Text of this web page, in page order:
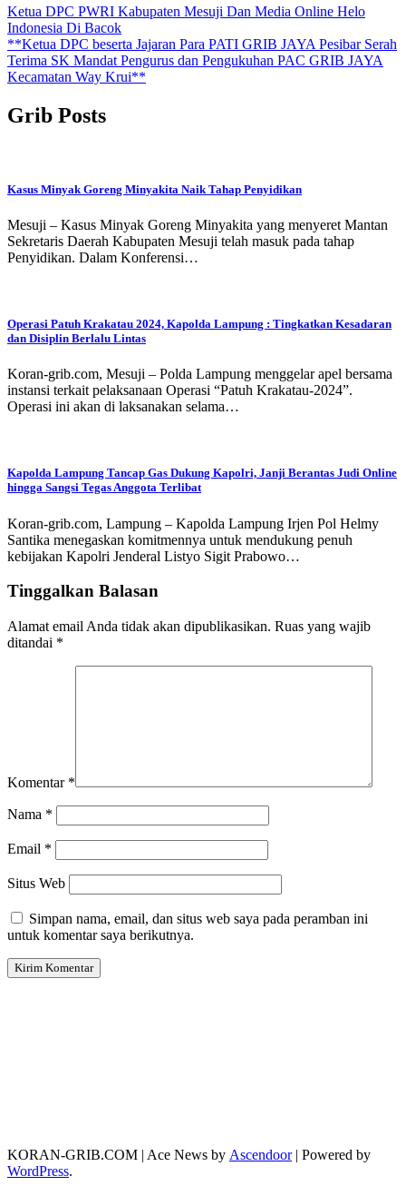
Navigasi
pos
Ketua DPC PWRI Kabupaten Mesuji Dan Media Online Helo
Indonesia Di Bacok
**Ketua DPC beserta Jajaran Para PATI GRIB JAYA Pesibar Serah
Terima SK Mandat Pengurus dan Pengukuhan PAC GRIB JAYA
Kecamatan Way Krui**
Grib Posts
Kasus Minyak Goreng Minyakita Naik Tahap Penyidikan
Mesuji – Kasus Minyak Goreng Minyakita yang menyeret Mantan
Sekretaris Daerah Kabupaten Mesuji telah masuk pada tahap
Penyidikan. Dalam Konferensi…
Operasi Patuh Krakatau 2024, Kapolda Lampung : Tingkatkan Kesadaran
dan Disiplin Berlalu Lintas
Koran-grib.com, Mesuji – Polda Lampung menggelar apel bersama
instansi terkait pelaksanaan Operasi “Patuh Krakatau-2024”.
Operasi ini akan di laksanakan selama…
Kapolda Lampung Tancap Gas Dukung Kapolri, Janji Berantas Judi Online
hingga Sangsi Tegas Anggota Terlibat
Koran-grib.com, Lampung – Kapolda Lampung Irjen Pol Helmy
Santika menegaskan komitmennya untuk mendukung penuh
kebijakan Kapolri Jenderal Listyo Sigit Prabowo…
Tinggalkan Balasan
Alamat email Anda tidak akan dipublikasikan. Ruas yang wajib
ditandai *
Komentar *
Nama *
Email *
Situs Web
Simpan nama, email, dan situs web saya pada peramban ini
untuk komentar saya berikutnya.
KORAN-GRIB.COM | Ace News by Ascendoor| Powered by
WordPress.